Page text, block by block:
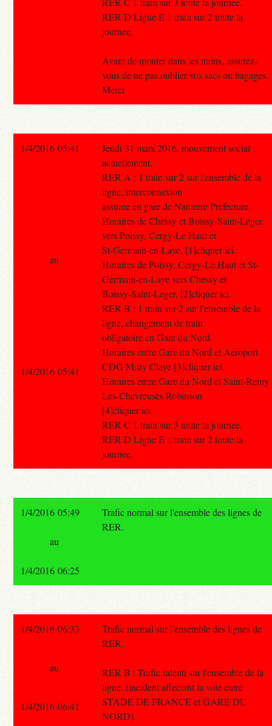
RER D Ligne E 1 train sur 2 toute la
journee.
Avant de monter dans les trains, assurez-
vous de ne pas oublier vos sacs ou bagages.
Merci
1/4/2016 05:41
Jeudi 31 mars 2016, mouvement social :
actuellement.
RER A : 1 train sur 2 sur l'ensemble de la
ligne, interconnexion
assuree en gare de Nanterre Prefecture.
Horaires de Chessy et Boissy-Saint-Leger
vers Poissy, Cergy-Le Haut et
St-Germain-en-Laye, [1]cliquer ici.
Horaires de Poissy, Cergy-Le Haut et St-
Germain-en-Laye vers Chessy et
Boissy-Saint-Leger, [2]cliquer ici.
RER B : 1 train sur 2 sur l'ensemble de la
ligne, changement de train
obligatoire en Gare du Nord.
Horaires entre Gare du Nord et Aeroport
CDG Mitry Claye [3]cliquer ici.
Horaires entre Gare du Nord et Saint-Remy
Les-Chevreuses Robinson
[4]cliquer ici.
RER C 1 train sur 3 toute la journee.
RER D Ligne E 1 train sur 2 toute la
journee.
au
1/4/2016 05:41
1/4/2016 05:49
Trafic normal sur l'ensemble des lignes de
RER.
au
1/4/2016 06:25
1/4/2016 06:33
Trafic normal sur l'ensemble des lignes de
RER.
RER B : Trafic ralenti sur l'ensemble de la
ligne. (incident affectant la voie entre
STADE DE FRANCE et GARE DU
NORD)
au
1/4/2016 06:41